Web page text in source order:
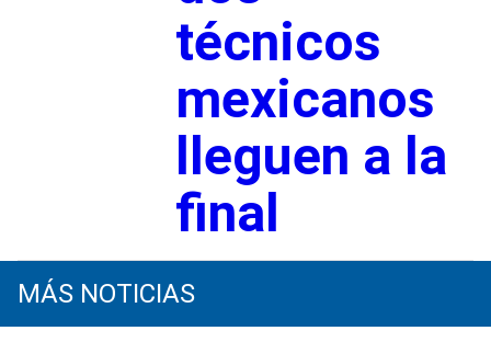
técnicos
mexicanos
lleguen a la
final
MÁS NOTICIAS